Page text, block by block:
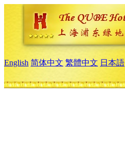
English 简体中文 繁體中文 日本語